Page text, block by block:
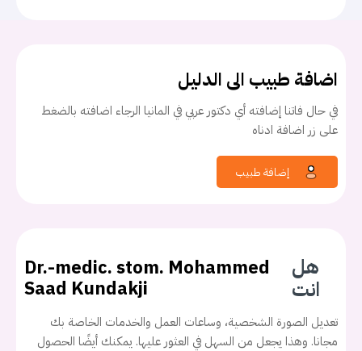
اضافة طبيب الى الدليل
في حال فاتنا إضافته أي دكتور عربي في المانيا الرجاء اضافته بالضغط
على زر اضافة ادناه
هل
انت
Dr.-medic. stom. Mohammed
Saad Kundakji
تعديل الصورة الشخصية، وساعات العمل والخدمات الخاصة بك
مجانا. وهذا يجعل من السهل في العثور عليها. يمكنك أيضًا الحصول